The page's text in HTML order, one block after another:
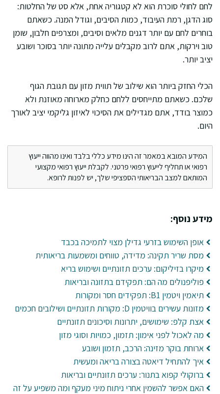
לחם לחולי סוכרת הוא לא קטגוריה אחת, אלא סט של החלטות:
סוג הדגן, רמת העיבוד, כמות הסיבים, וגודל המנה. כשאתם
בוחרים לחם עם יותר דגנים מלאים וסיבים, ומצרפים חלבון, שומן
טוב וירקות, אתם לרוב מקבלים עלייה מתונה יותר בסוכר ושובע
יציב יותר.
הכלי החזק ביותר הוא שילוב של תווית מזון עם תגובת הגוף
שלכם. כשאתם מתייחסים ללחם כחלק מארוחה מאוזנת ולא
כמוצר בודד, אתם מגדילים את הסיכוי לאיזון גליקמי יציב לאורך
היום.
המידע המובא במאמר זה הינו מידע כללי בלבד ואינו מהווה ייעוץ
רפואי או תחליף לייעוץ רפואי פרטני. לקבלת ייעוץ רפואי מקצועי
המותאם למצב הבריאותי הספציפי שלך, יש לפנות לרופא.
מידע נוסף:
אופן השימוש בזרעי גדילן מצוי לתמיכה בכבד
מסת שריר תקינה: מדידה, טווחים ומשמעות בריאותית
מיקרו בזיליקום: ערכים תזונתיים ושימוש בריא
פוליפנולים מה הם: תפקידם בתזונה ובריאות
תיאמין ויטמין B1: תפקידים חסר ומקורות
מזונות עשירים בוויטמין D: מקורות תזונתיים ושילובים חכמים
אצת קלפ: שימושים, יתרונות וסיכונים תזונתיים
מה לאכול לפני אימון: תזמון, כמויות וסוגי מזון
ארוחת בוקר מזינה: הרכב, תזמון ושובע
איך להתחיל דיאטה בצורה בריאה ומעשית
ברוקולי קפוא בתנור: ערכים תזונתיים ובריאות
האם אפשר להשמין אחרי ניתוח מיני מעקף ומה משפיע על זה